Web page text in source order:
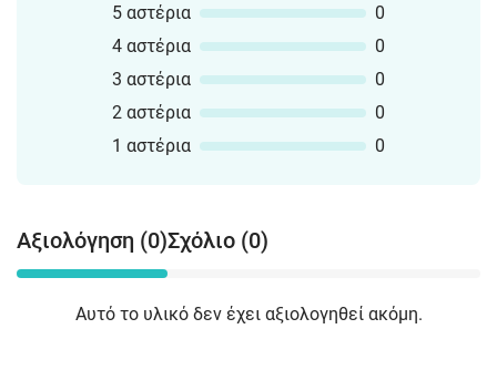
5 αστέρια
0
4 αστέρια
0
3 αστέρια
0
2 αστέρια
0
1 αστέρια
0
Αξιολόγηση (0)Σχόλιο (0)
Αυτό το υλικό δεν έχει αξιολογηθεί ακόμη.